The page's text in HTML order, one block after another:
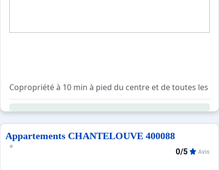
Copropriété à 10 min à pied du centre et de toutes les
Résidence avec ascenseur.
Casiers à ski et local poubelle au rez-de-chaussée du
Navette gratuite à quelques pas de la résidence en
Appartements CHANTELOUVE 400088
0/5 Avis